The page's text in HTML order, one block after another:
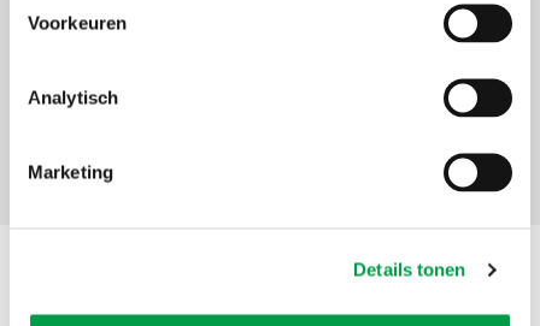
Voorkeuren
Analytisch
Marketing
Details tonen
slimme specialisatie, industriële transitie en ondernemerschap
in de GTI Kempen
€ 1.080.845,15 EFRO-steun
Delen: WhatsApp
Share